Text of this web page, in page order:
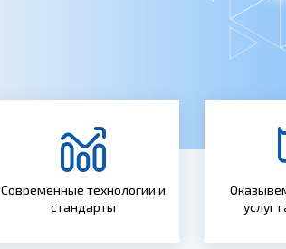
Современные технологии и
стандарты
услуг